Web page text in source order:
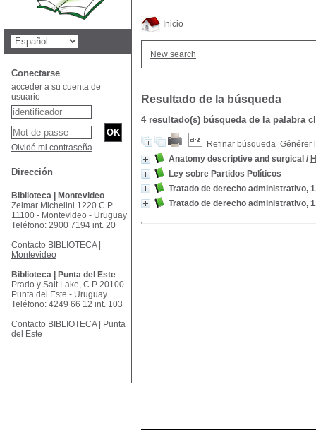
Inicio
New search
Resultado de la búsqueda
4 resultado(s) búsqueda de la palabra
Refinar búsqueda Générer
Anatomy descriptive and surgical /
Ley sobre Partidos Políticos
Tratado de derecho administrativo,
Tratado de derecho administrativo,
Conectarse
acceder a su cuenta de
usuario
Olvidé mi contraseña
Dirección
Biblioteca | Montevideo
Zelmar Michelini 1220 C.P
11100 - Montevideo - Uruguay
Teléfono: 2900 7194 int. 20
Contacto BIBLIOTECA |
Montevideo
Biblioteca | Punta del Este
Prado y Salt Lake, C.P 20100
Punta del Este - Uruguay
Teléfono: 4249 66 12 int. 103
Contacto BIBLIOTECA | Punta
del Este